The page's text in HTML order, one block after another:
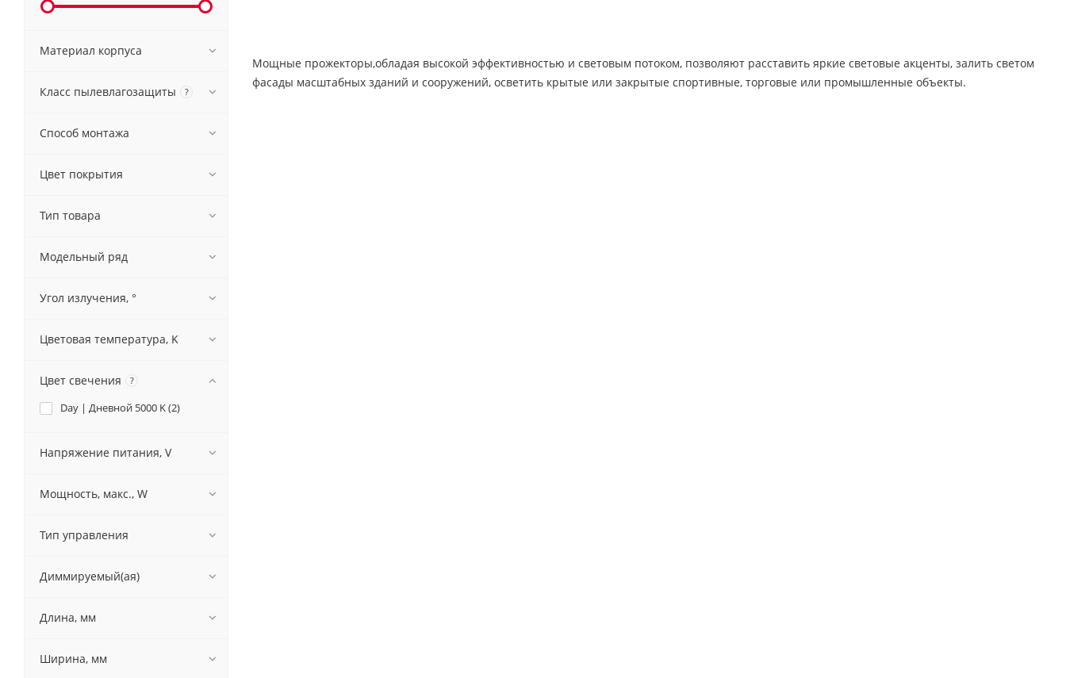
Мощные прожекторы,обладая высокой эффективностью и световым потоком, позволяют расставить яркие световые акценты, залить светом
фасады масштабных зданий и сооружений, осветить крытые или закрытые спортивные, торговые или промышленные объекты.
Материал корпуса
Класс пылевлагозащиты ?
Способ монтажа
Цвет покрытия
Тип товара
Модельный ряд
Угол излучения, °
Цветовая температура, K
Цвет свечения ?
Day | Дневной 5000 K (2)
Напряжение питания, V
Мощность, макс., W
Тип управления
Диммируемый(ая)
Длина, мм
Ширина, мм